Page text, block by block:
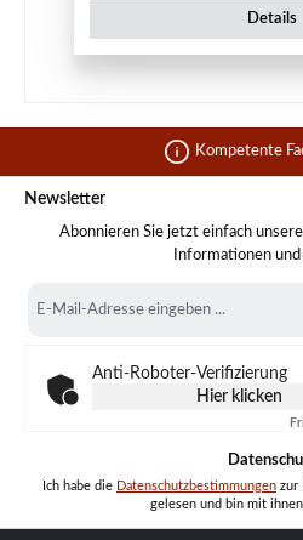
Details
Kompetente
Newsletter
Abonnieren Sie jetzt einfach
Informationen
Mail-
Anti-Roboter-Verifizierung
Hier klicken
Ich habe die Datenschutzbestimmungen zur
gelesen und bin mit